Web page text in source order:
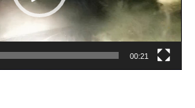
00:21